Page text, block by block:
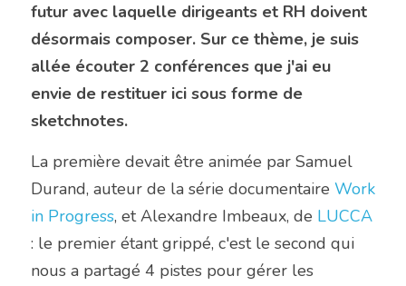
futur avec laquelle dirigeants et RH doivent
désormais composer. Sur ce thème, je suis
allée écouter 2 conférences que j'ai eu
envie de restituer ici sous forme de
sketchnotes.
La première devait être animée par Samuel
Durand, auteur de la série documentaire Work
in Progress, et Alexandre Imbeaux, de
: le premier étant grippé, c'est le second qui
nous a partagé 4 pistes pour gérer les